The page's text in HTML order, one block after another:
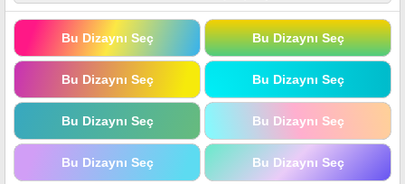
Bu Dizaynı Seç Bu Dizaynı Seç
Bu Dizaynı Seç Bu Dizaynı Seç
Bu Dizaynı Seç Bu Dizaynı Seç
Bu Dizaynı Seç Bu Dizaynı Seç